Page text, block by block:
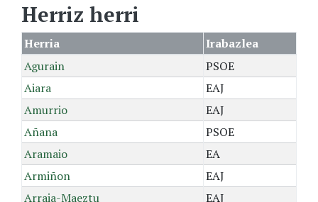
Herriz herri
Herria
Irabazlea
Agurain
PSOE
Aiara
EAJ
Amurrio
EAJ
Añana
PSOE
Aramaio
EA
Armiñon
EAJ
Arraia-Maeztu
EAJ